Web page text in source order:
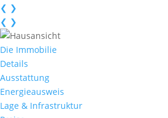
❮ ❯
❮ ❯
Die Immobilie
Details
Ausstattung
Energieausweis
Lage & Infrastruktur